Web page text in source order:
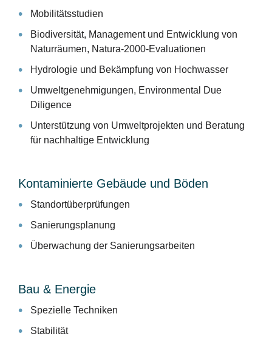
Mobilitätsstudien
Biodiversität, Management und Entwicklung von
Naturräumen, Natura-2000-Evaluationen
Hydrologie und Bekämpfung von Hochwasser
Umweltgenehmigungen, Environmental Due
Diligence
Unterstützung von Umweltprojekten und Beratung
für nachhaltige Entwicklung
Kontaminierte Gebäude und Böden
Standortüberprüfungen
Sanierungsplanung
Überwachung der Sanierungsarbeiten
Bau & Energie
Spezielle Techniken
Stabilität